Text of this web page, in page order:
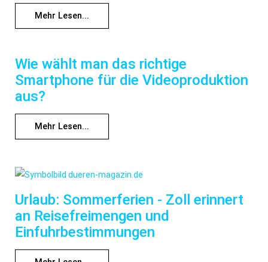
Mehr Lesen...
Wie wählt man das richtige
Smartphone für die Videoproduktion
aus?
Mehr Lesen...
Urlaub: Sommerferien - Zoll erinnert
an Reisefreimengen und
Einfuhrbestimmungen